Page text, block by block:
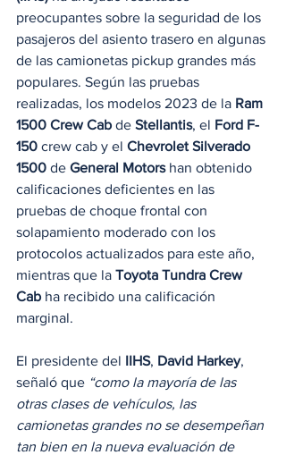
preocupantes sobre la seguridad de los
pasajeros del asiento trasero en algunas
de las camionetas pickup grandes más
populares. Según las pruebas
realizadas, los modelos 2023 de la Ram
1500 Crew Cab de Stellantis, el Ford F-
150 crew cab y el Chevrolet Silverado
1500 de General Motors han obtenido
calificaciones deficientes en las
pruebas de choque frontal con
solapamiento moderado con los
protocolos actualizados para este año,
mientras que la Toyota Tundra Crew
Cab ha recibido una calificación
marginal.
El presidente del IIHS, David Harkey,
señaló que “como la mayoría de las
otras clases de vehículos, las
camionetas grandes no se desempeñan
tan bien en la nueva evaluación de